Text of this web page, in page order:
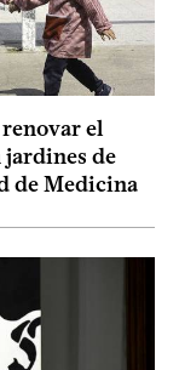
el
de
de Medicina